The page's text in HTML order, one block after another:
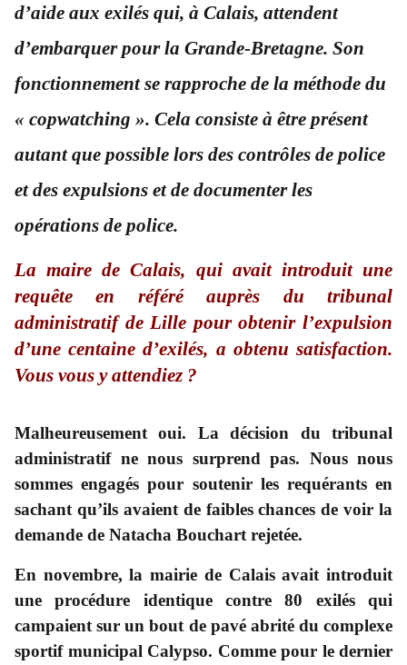
d’aide aux exilés qui, à Calais, attendent
d’embarquer pour la Grande-Bretagne. Son
fonctionnement se rapproche de la méthode du
« copwatching ». Cela consiste à être présent
autant que possible lors des contrôles de police
et des expulsions et de documenter les
opérations de police.
La maire de Calais, qui avait introduit une
requête en référé auprès du tribunal
administratif de Lille pour obtenir l’expulsion
d’une centaine d’exilés, a obtenu satisfaction.
Vous vous y attendiez ?
Malheureusement oui. La décision du tribunal
administratif ne nous surprend pas. Nous nous
sommes engagés pour soutenir les requérants en
sachant qu’ils avaient de faibles chances de voir la
demande de Natacha Bouchart rejetée.
En novembre, la mairie de Calais avait introduit
une procédure identique contre 80 exilés qui
campaient sur un bout de pavé abrité du complexe
sportif municipal Calypso. Comme pour le dernier